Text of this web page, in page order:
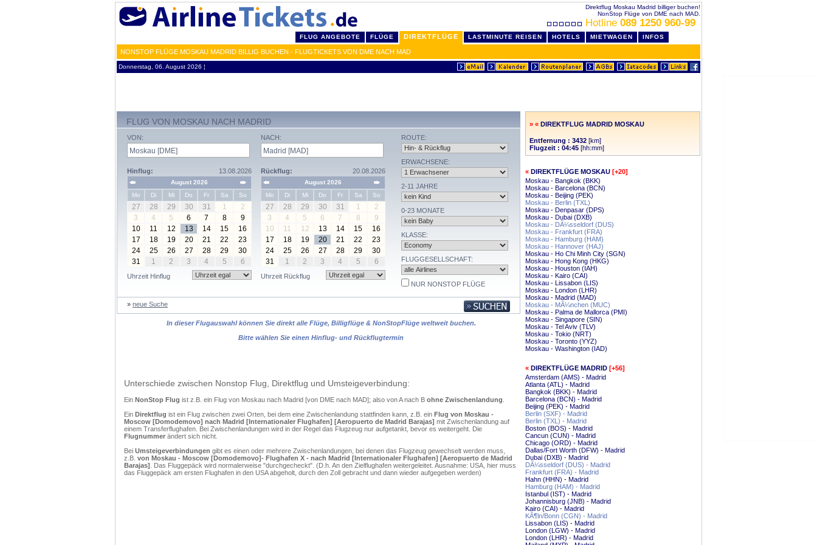
Direktflug Moskau Madrid billiger buchen!
NonStop Flüge von DME nach MAD.
Hotline 089 1250 960-99
FLUG ANGEBOTE FLÜGE DIREKTFLÜGE LASTMINUTE REISEN HOTELS MIETWAGEN INFOS
NONSTOP FLÜGE MOSKAU MADRID BILLIG BUCHEN - FLUGTICKETS VON DME NACH MAD
Donnerstag, 06. August 2026 ¦
FLUG VON MOSKAU NACH MADRID
VON:
Hinflug: 13.08.2026
August 2026
Mo
Di Mi Do Fr Sa So
27 28 29 30 31 1
2
3
4 5 6 7 8
9
10
11 12 13 14 15
16
17
18 19 20 21 22
23
24
25 26 27 28 29
30
31
1 2 3 4 5 6
Uhrzeit Hinflug
NACH:
Rückflug: 20.08.2026
August 2026
Mo
Di Mi Do Fr Sa So
27 28 29 30 31 1
2
3
4 5 6 7 8
9
10
11 12 13 14 15
16
17
18 19 20 21 22
23
24
25 26 27 28 29
30
31
1 2 3 4 5 6
Uhrzeit Rückflug
ROUTE:
ERWACHSENE:
2-11 JAHRE
0-23 MONATE
KLASSE:
FLUGGESELLSCHAFT:
NUR NONSTOP FLÜGE
» neue Suche
In dieser Flugauswahl können Sie direkt alle Flüge, Billigflüge & NonStopFlüge weltweit buchen.
Bitte wählen Sie einen Hinflug- und Rückflugtermin
Unterschiede zwischen Nonstop Flug, Direktflug und Umsteigeverbindung:
Ein NonStop Flug ist z.B. ein Flug von Moskau nach Madrid [von DME nach MAD]; also von A nach B ohne Zwischenlandung
Ein Direktflug ist ein Flug zwischen zwei Orten, bei dem eine Zwischenlandung stattfinden kann, z.B. ein Flug von Moskau -
Moscow [Domodemovo] nach Madrid [Internationaler Flughafen] [Aeropuerto de Madrid Barajas] mit Zwischenlandung auf
einem Transferflughafen. Bei Zwischenlandungen wird in der Regel das Flugzeug nur aufgetankt, bevor es weitergeht. Die
Flugnummer ändert sich nicht.
Bei Umsteigeverbindungen gibt es einen oder mehrere Zwischenlandungen, bei denen das Flugzeug gewechselt werden muss,
z.B. von Moskau - Moscow [Domodemovo]- Flughafen X - nach Madrid [Internationaler Flughafen] [Aeropuerto de Madrid
Barajas] . Das Fluggepäck wird normalerweise "durchgecheckt". (D.h. An den Zielflughafen weitergeleitet. Ausnahme: USA, hier muss
das Fluggepäck am ersten Flughafen in den USA abgeholt, durch den Zoll gebracht und dann wieder aufgegeben werden)
» « DIREKTFLUG MADRID MOSKAU
Entfernung : 3432 [km]
Flugzeit : 04:45 [hh:mm]
« DIREKTFLÜGE MOSKAU [+20]
Moskau - Bangkok (BKK)
Moskau - Barcelona (BCN)
Moskau - Beijing (PEK)
Moskau - Berlin (TXL)
Moskau - Denpasar (DPS)
Moskau - Dubai (DXB)
Moskau - DÃ¼sseldorf (DUS)
Moskau - Frankfurt (FRA)
Moskau - Hamburg (HAM)
Moskau - Hannover (HAJ)
Moskau - Ho Chi Minh City (SGN)
Moskau - Hong Kong (HKG)
Moskau - Houston (IAH)
Moskau - Kairo (CAI)
Moskau - Lissabon (LIS)
Moskau - London (LHR)
Moskau - Madrid (MAD)
Moskau - MÃ¼nchen (MUC)
Moskau - Palma de Mallorca (PMI)
Moskau - Singapore (SIN)
Moskau - Tel Aviv (TLV)
Moskau - Tokio (NRT)
Moskau - Toronto (YYZ)
Moskau - Washington (IAD)
« DIREKTFLÜGE MADRID [+56]
Amsterdam (AMS) - Madrid
Atlanta (ATL) - Madrid
Bangkok (BKK) - Madrid
Barcelona (BCN) - Madrid
Beijing (PEK) - Madrid
Berlin (SXF) - Madrid
Berlin (TXL) - Madrid
Boston (BOS) - Madrid
Cancun (CUN) - Madrid
Chicago (ORD) - Madrid
Dallas/Fort Worth (DFW) - Madrid
Dubai (DXB) - Madrid
DÃ¼sseldorf (DUS) - Madrid
Frankfurt (FRA) - Madrid
Hahn (HHN) - Madrid
Hamburg (HAM) - Madrid
Istanbul (IST) - Madrid
Johannisburg (JNB) - Madrid
Kairo (CAI) - Madrid
KÃ¶ln/Bonn (CGN) - Madrid
Lissabon (LIS) - Madrid
London (LGW) - Madrid
London (LHR) - Madrid